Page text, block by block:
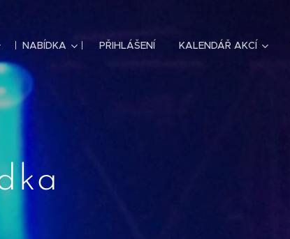
NABÍDKA PŘIHLÁŠENÍ KALENDÁŘ AKCÍ